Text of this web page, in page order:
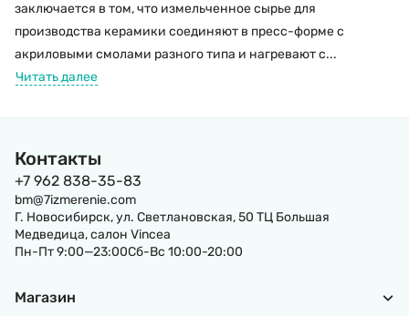
заключается в том, что измельченное сырье для
производства керамики соединяют в пресс-форме с
акриловыми смолами разного типа и нагревают с...
Читать далее
Контакты
+7 962 838-35-83
bm@7izmerenie.com
Г. Новосибирск, ул. Светлановская, 50 ТЦ Большая
Медведица, салон Vincea
Пн-Пт 9:00—23:00Сб-Вс 10:00-20:00
Магазин